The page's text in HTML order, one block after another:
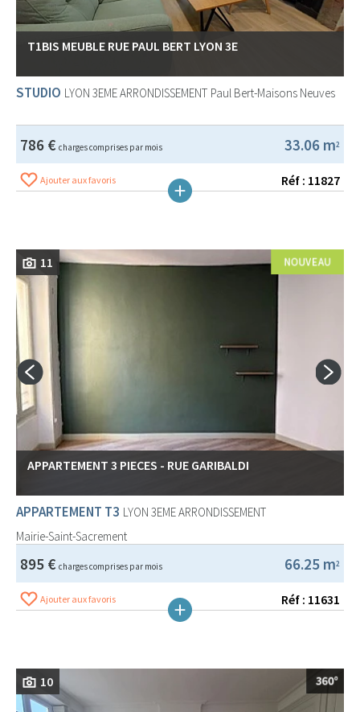
T1BIS MEUBLE RUE PAUL BERT LYON 3E
STUDIO LYON 3EME ARRONDISSEMENT Paul Bert-Maisons Neuves
33.06 m2
786 € charges comprises par mois
Ajouter aux favoris Réf : 11827
11
APPARTEMENT 3 PIECES - RUE GARIBALDI
APPARTEMENT T3 LYON 3EME ARRONDISSEMENT
Mairie-Saint-Sacrement
66.25 m2
895 € charges comprises par mois
Ajouter aux favoris Réf : 11631
10